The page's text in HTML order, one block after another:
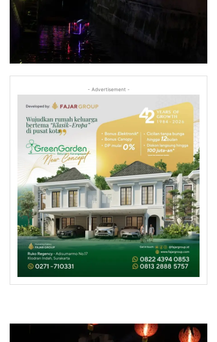
- Advertisement -